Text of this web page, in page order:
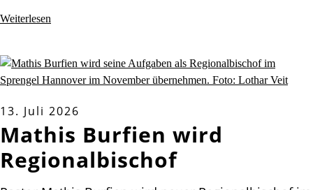
Weiterlesen
13. Juli 2026
Mathis Burfien wird
Regionalbischof